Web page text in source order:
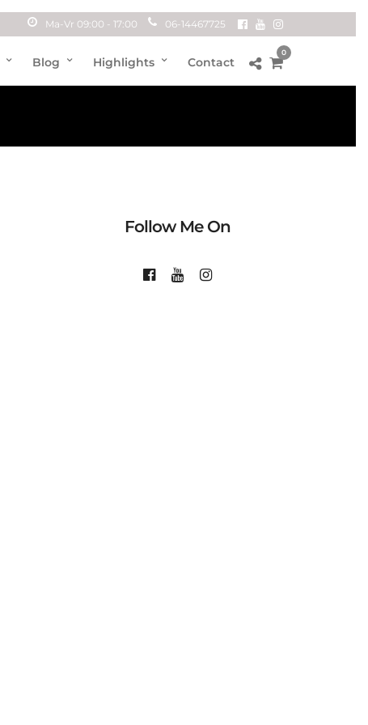
Ma-Vr 09:00 - 17:00 06-14467725
Blog Highlights Contact
0
Follow Me On